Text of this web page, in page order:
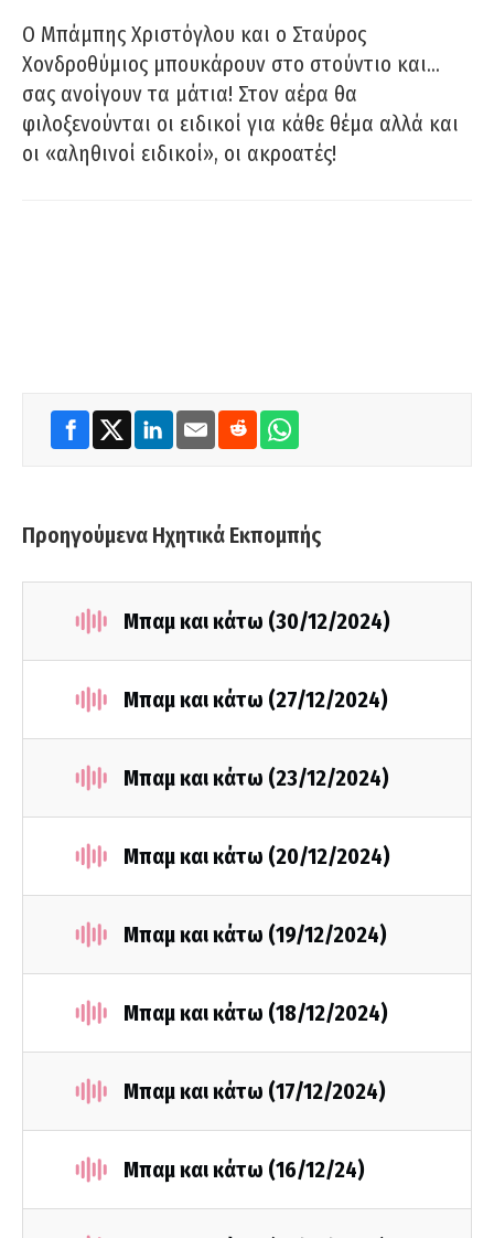
O Μπάμπης Χριστόγλου και ο Σταύρος
Χονδροθύμιος μπουκάρουν στο στούντιο και…
σας ανοίγουν τα μάτια! Στον αέρα θα
φιλοξενούνται οι ειδικοί για κάθε θέμα αλλά και
οι «αληθινοί ειδικοί», οι ακροατές!
Προηγούμενα Ηχητικά Εκπομπής
Μπαμ και κάτω (30/12/2024)
Μπαμ και κάτω (27/12/2024)
Μπαμ και κάτω (23/12/2024)
Μπαμ και κάτω (20/12/2024)
Μπαμ και κάτω (19/12/2024)
Μπαμ και κάτω (18/12/2024)
Μπαμ και κάτω (17/12/2024)
Μπαμ και κάτω (16/12/24)